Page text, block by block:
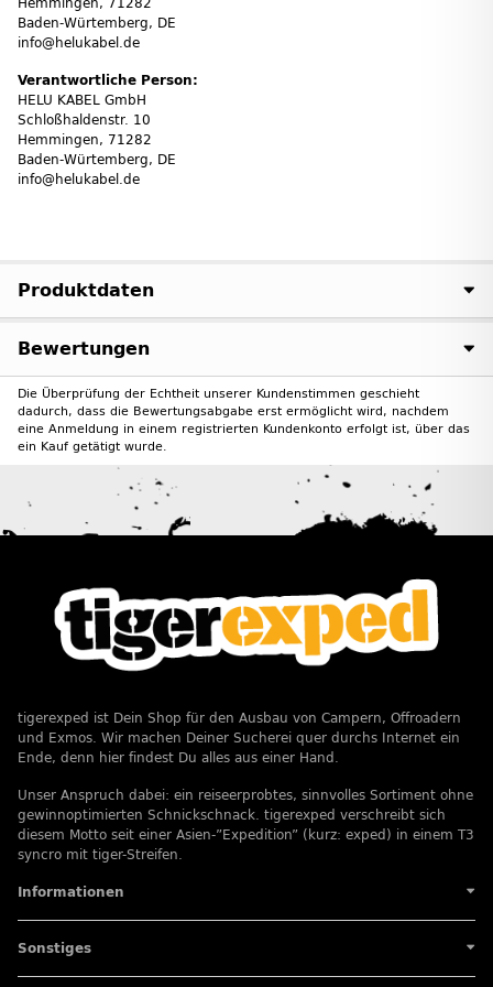
Hemmingen, 71282
Baden-Würtemberg, DE
info@helukabel.de
Verantwortliche Person:
HELU KABEL GmbH
Schloßhaldenstr. 10
Hemmingen, 71282
Baden-Würtemberg, DE
info@helukabel.de
Produktdaten
Bewertungen
Die Überprüfung der Echtheit unserer Kundenstimmen geschieht
dadurch, dass die Bewertungsabgabe erst ermöglicht wird, nachdem
eine Anmeldung in einem registrierten Kundenkonto erfolgt ist, über das
ein Kauf getätigt wurde.
tigerexped ist Dein Shop für den Ausbau von Campern, Offroadern
und Exmos. Wir machen Deiner Sucherei quer durchs Internet ein
Ende, denn hier findest Du alles aus einer Hand.
Unser Anspruch dabei: ein reiseerprobtes, sinnvolles Sortiment ohne
gewinnoptimierten Schnickschnack. tigerexped verschreibt sich
diesem Motto seit einer Asien-”Expedition” (kurz: exped) in einem T3
syncro mit tiger-Streifen.
Informationen
Sonstiges